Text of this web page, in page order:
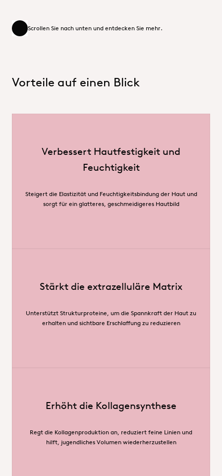
Scrollen Sie nach unten und entdecken Sie mehr.
Scrollen Sie nach unten und entdecken Sie mehr.
Vorteile auf einen Blick
Verbessert Hautfestigkeit und
Feuchtigkeit
Steigert die Elastizität und Feuchtigkeitsbindung der Haut und
sorgt für ein glatteres, geschmeidigeres Hautbild
Stärkt die extrazelluläre Matrix
Unterstützt Strukturproteine, um die Spannkraft der Haut zu
erhalten und sichtbare Erschlaffung zu reduzieren
Erhöht die Kollagensynthese
Regt die Kollagenproduktion an, reduziert feine Linien und
hilft, jugendliches Volumen wiederherzustellen